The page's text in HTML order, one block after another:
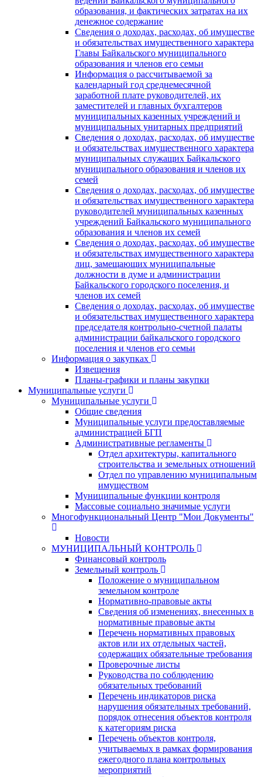
образования, и фактических затратах на их
денежное содержание
Сведения о доходах, расходах, об имуществе
и обязательствах имущественного характера
Главы Байкальского муниципального
образования и членов его семьи
Информация о рассчитываемой за
календарный год среднемесячной
заработной плате руководителей, их
заместителей и главных бухгалтеров
муниципальных казенных учреждений и
муниципальных унитарных предприятий
Сведения о доходах, расходах, об имуществе
и обязательствах имущественного характера
муниципальных служащих Байкальского
муниципального образования и членов их
семей
Сведения о доходах, расходах, об имуществе
и обязательствах имущественного характера
руководителей муниципальных казенных
учреждений Байкальского муниципального
образования и членов их семей
Сведения о доходах, расходах, об имуществе
и обязательствах имущественного характера
лиц, замещающих муниципальные
должности в думе и администрации
Байкальского городского поселения, и
членов их семей
Сведения о доходах, расходах, об имуществе
и обязательствах имущественного характера
председателя контрольно-счетной палаты
администрации байкальского городского
поселения и членов его семьи
Информация о закупках
Извещения
Планы-графики и планы закупки
Муниципальные услуги
Муниципальные услуги
Общие сведения
Муниципальные услуги предоставляемые
администрацией БГП
Административные регламенты
Отдел архитектуры, капитального
строительства и земельных отношений
Отдел по управлению муниципальным
имуществом
Муниципальные функции контроля
Массовые социально значимые услуги
Многофункциональный Центр "Мои Документы"
Новости
МУНИЦИПАЛЬНЫЙ КОНТРОЛЬ
Финансовый контроль
Земельный контроль
Положение о муниципальном
земельном контроле
Нормативно-правовые акты
Сведения об изменениях, внесенных в
нормативные правовые акты
Перечень нормативных правовых
актов или их отдельных частей,
содержащих обязательные требования
Проверочные листы
Руководства по соблюдению
обязательных требований
Перечень индикаторов риска
нарушения обязательных требований,
порядок отнесения объектов контроля
к категориям риска
Перечень объектов контроля,
учитываемых в рамках формирования
ежегодного плана контрольных
мероприятий